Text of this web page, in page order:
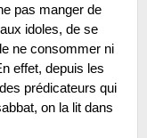
pas manger de
idoles, de se
ne consommer ni
effet, depuis les
prédicateurs qui
on la lit dans